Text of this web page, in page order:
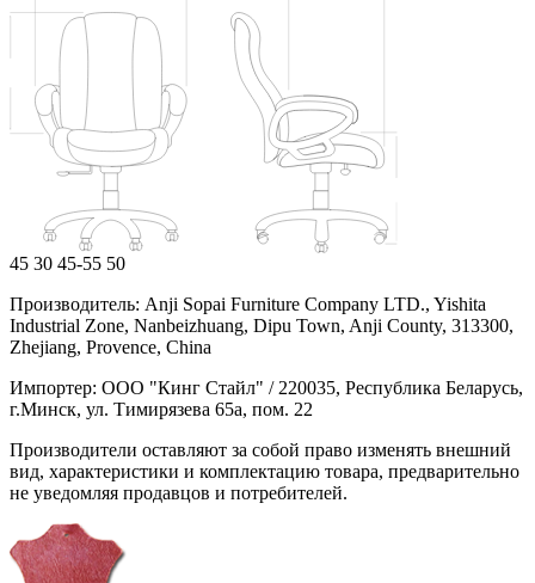
45 30 45-55 50
Производитель: Anji Sopai Furniture Company LTD., Yishita
Industrial Zone, Nanbeizhuang, Dipu Town, Anji County, 313300,
Zhejiang, Provence, China
Импортер: ООО "Кинг Стайл" / 220035, Республика Беларусь,
г.Минск, ул. Тимирязева 65а, пом. 22
Производители оставляют за собой право изменять внешний
вид, характеристики и комплектацию товара, предварительно
не уведомляя продавцов и потребителей.